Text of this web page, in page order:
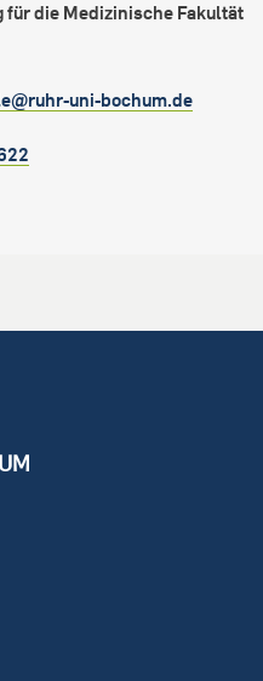
für die Medizinische Fakultät
uni-bochum.de